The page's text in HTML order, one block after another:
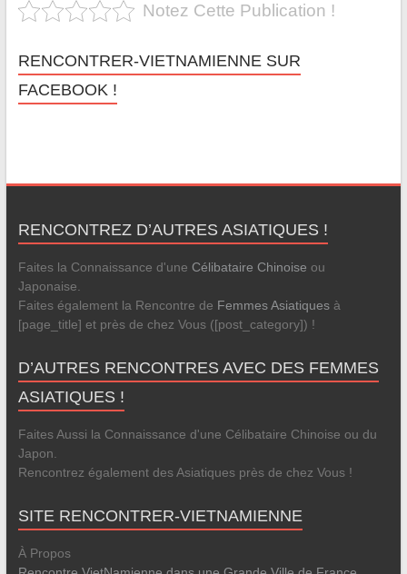
Notez Cette Publication !
RENCONTRER-VIETNAMIENNE SUR
FACEBOOK !
RENCONTREZ D’AUTRES ASIATIQUES !
Faites la Connaissance d'une Célibataire Chinoise ou
Japonaise.
Faites également la Rencontre de Femmes Asiatiquesà
[page_title] et près de chez Vous ([post_category]) !
D’AUTRES RENCONTRES AVEC DES FEMMES
ASIATIQUES !
Faites Aussi la Connaissance d'une Célibataire Chinoise ou du
Japon.
Rencontrez également des Asiatiques près de chez Vous !
SITE RENCONTRER-VIETNAMIENNE
À Propos